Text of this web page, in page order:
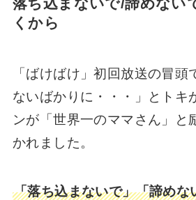
落ち込まないで/諦めない
くから
「ばけばけ」初回放送の冒頭
ないばかりに・・・」とトキ
ンが「世界一のママさん」と
かれました。
「落ち込まないで」「諦めな